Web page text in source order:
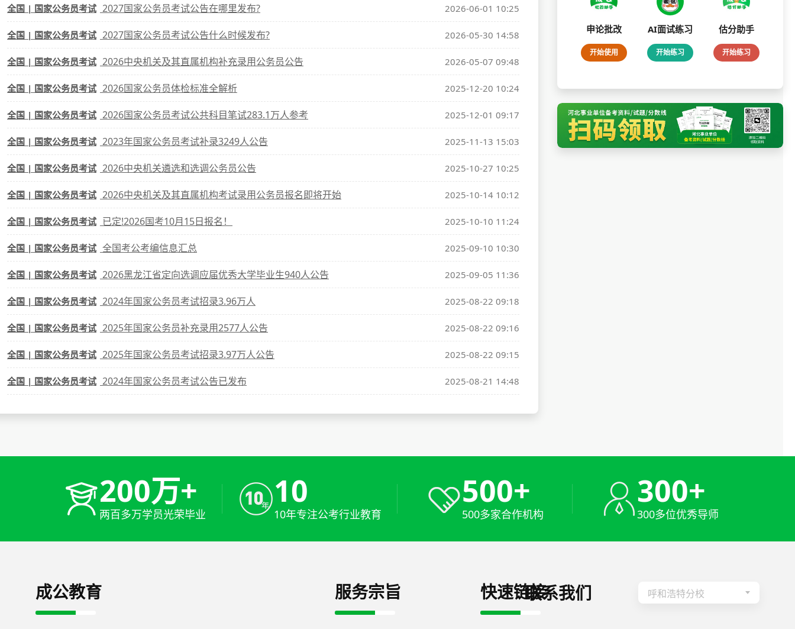
全国 | 国家公务员考试 2027国家公务员考试公告在哪里发布? 2026-06-01 10:25
全国 | 国家公务员考试 2027国家公务员考试公告什么时候发布? 2026-05-30 14:58
全国 | 国家公务员考试 2026中央机关及其直属机构补充录用公务员公告 2026-05-07 09:48
全国 | 国家公务员考试 2026国家公务员体检标准全解析 2025-12-20 10:24
全国 | 国家公务员考试 2026国家公务员考试公共科目笔试283.1万人参考 2025-12-01 09:17
全国 | 国家公务员考试 2023年国家公务员考试补录3249人公告 2025-11-13 15:03
全国 | 国家公务员考试 2026中央机关遴选和选调公务员公告 2025-10-27 10:25
全国 | 国家公务员考试 2026中央机关及其直属机构考试录用公务员报名即将开始 2025-10-14 10:12
全国 | 国家公务员考试 已定!2026国考10月15日报名！ 2025-10-10 11:24
全国 | 国家公务员考试 全国考公考编信息汇总 2025-09-10 10:30
全国 | 国家公务员考试 2026黑龙江省定向选调应届优秀大学毕业生940人公告 2025-09-05 11:36
全国 | 国家公务员考试 2024年国家公务员考试招录3.96万人 2025-08-22 09:18
全国 | 国家公务员考试 2025年国家公务员补充录用2577人公告 2025-08-22 09:16
全国 | 国家公务员考试 2025年国家公务员考试招录3.97万人公告 2025-08-22 09:15
全国 | 国家公务员考试 2024年国家公务员考试公告已发布 2025-08-21 14:48
申论批改
开始使用
AI面试练习
开始练习
估分助手
开始练习
200万+
两百多万学员光荣毕业
10
10年专注公考行业教育
500+
500多家合作机构
300+
300多位优秀导师
成公教育 服务宗旨 快速链接联系我们 呼和浩特分校